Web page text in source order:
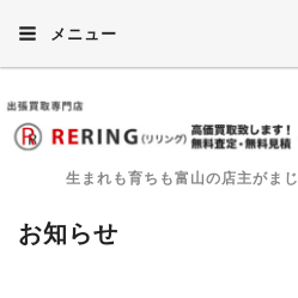
メニュー
生まれも育ちも富山の店主がま
お知らせ